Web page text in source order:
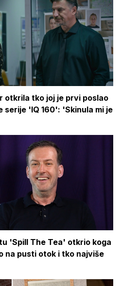
otkrila tko joj je prvi poslao
serije 'IQ 160': 'Skinula mi je
'Spill The Tea' otkrio koga
na pusti otok i tko najviše